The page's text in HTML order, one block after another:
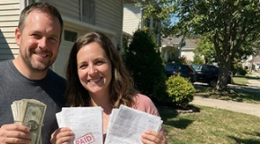
mùa khỉ
nghiệm
#tình dục đồng giới Mỹ